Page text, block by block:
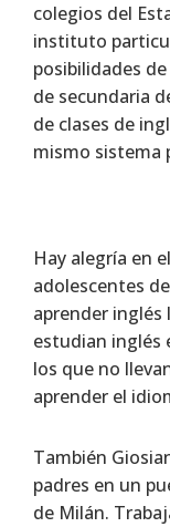
colegios del
instituto
posibilidades
de secundaria
de clases de
mismo sistema
Hay alegría en
adolescentes
aprender inglés
estudian inglés
los que no
aprender el
También
padres en un
de Milán.